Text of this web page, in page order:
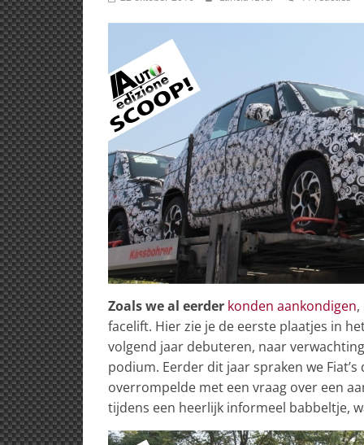
Zoals we al eerder konden aankondigen
facelift. Hier zie je de eerste plaatjes in
volgend jaar debuteren, naar
podium. Eerder dit jaar spraken we
overrompelde met een vraag over een
tijdens een heerlijk informeel babbeltje,